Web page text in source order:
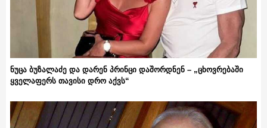
ნუცა ბუზალაძე და დარენ პრინცი დაშორდნენ – „ცხოვრებაში
ყველაფერს თავისი დრო აქვს“